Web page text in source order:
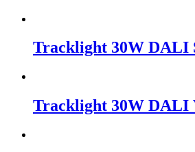
Tracklight 30W DALI
Tracklight 30W DALI